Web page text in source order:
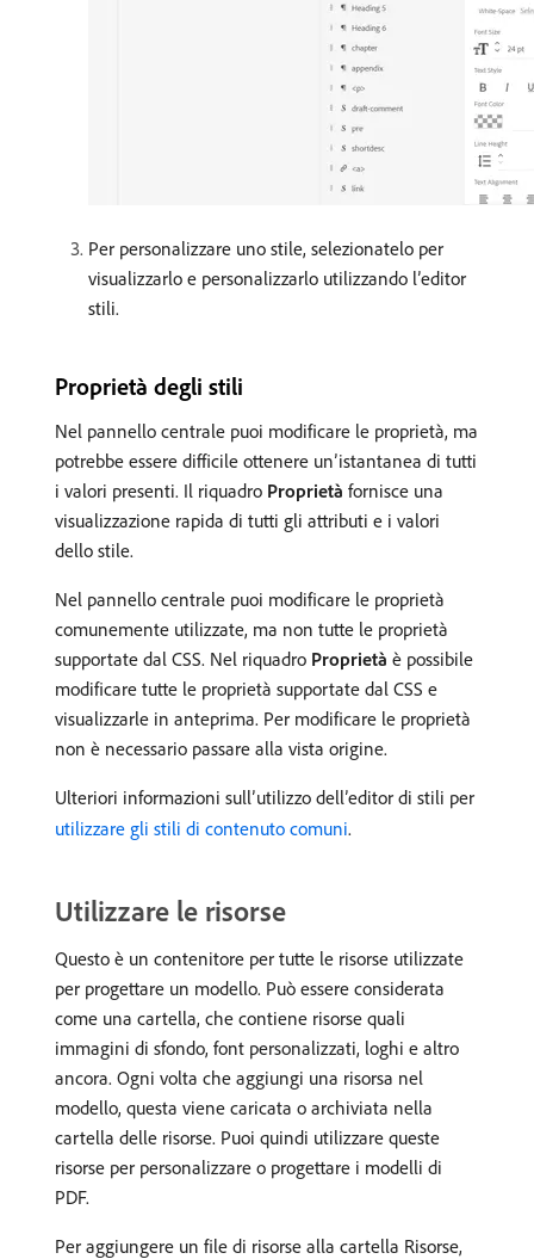
Per personalizzare uno stile, selezionatelo per
visualizzarlo e personalizzarlo utilizzando l’editor
stili.
Proprietà degli stili
Nel pannello centrale puoi modificare le proprietà, ma
potrebbe essere difficile ottenere un’istantanea di tutti
i valori presenti. Il riquadro Proprietà fornisce una
visualizzazione rapida di tutti gli attributi e i valori
dello stile.
Nel pannello centrale puoi modificare le proprietà
comunemente utilizzate, ma non tutte le proprietà
supportate dal CSS. Nel riquadro Proprietà è possibile
modificare tutte le proprietà supportate dal CSS e
visualizzarle in anteprima. Per modificare le proprietà
non è necessario passare alla vista origine.
Ulteriori informazioni sull’utilizzo dell’editor di stili per
utilizzare gli stili di contenuto comuni.
Utilizzare le risorse
Questo è un contenitore per tutte le risorse utilizzate
per progettare un modello. Può essere considerata
come una cartella, che contiene risorse quali
immagini di sfondo, font personalizzati, loghi e altro
ancora. Ogni volta che aggiungi una risorsa nel
modello, questa viene caricata o archiviata nella
cartella delle risorse. Puoi quindi utilizzare queste
risorse per personalizzare o progettare i modelli di
PDF.
Per aggiungere un file di risorse alla cartella Risorse,